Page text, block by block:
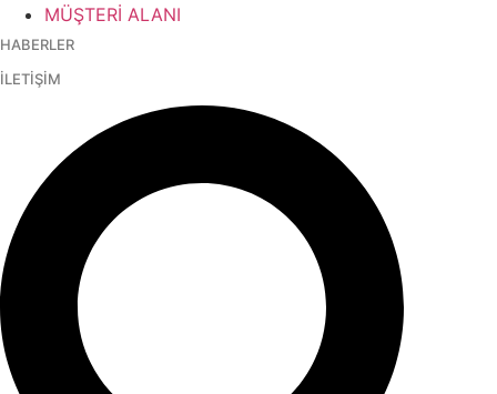
MÜŞTERİ ALANI
HABERLER
İLETİŞİM